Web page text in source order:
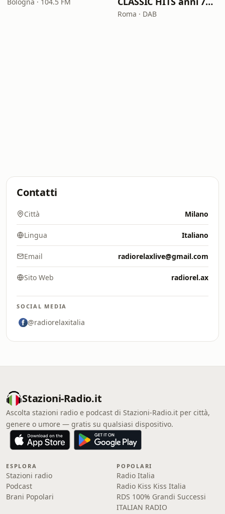
Roma · DAB
Contatti
Città Milano
Lingua Italiano
Email radiorelaxlive@gmail.com
Sito Web radiorel.ax
SOCIAL MEDIA
@radiorelaxitalia
Stazioni-Radio.it
Ascolta stazioni radio e podcast di Stazioni-Radio.it per città,
genere o umore — gratis su qualsiasi dispositivo.
ESPLORA
Stazioni radio
Podcast
Brani Popolari
POPOLARI
Radio Italia
Radio Kiss Kiss Italia
RDS 100% Grandi Successi
ITALIAN RADIO